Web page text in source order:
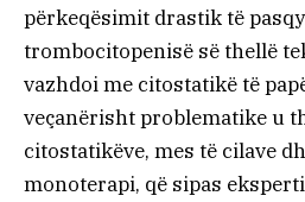
përkeqësimit drastik të
trombocitopenisë së thellë
vazhdoi me citostatikë të
veçanërisht problematike u
citostatikëve, mes të cilave
monoterapi, që sipas